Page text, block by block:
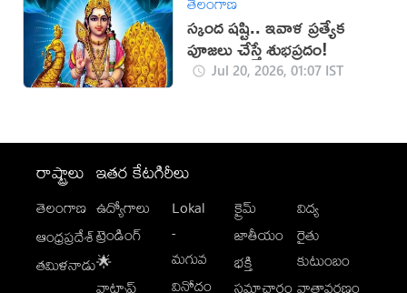
స్కంద షష్టి.. ఇవాళ ప్రత్యేక
పూజలు చేస్తే శుభప్రదం!
Jul 20, 2026, 01:07 IST
రాష్ట్రాలు
తెలంగాణ
ఆంధ్రప్రదేశ్
తమిళనాడు
ఇతర కేటగిరీలు
ఉద్యోగాలు
ట్రెండింగ్
🌟
Lokal
-
మగువ
వినోదం
క్రైమ్
జాతీయం
భక్తి
విద్య
రైతు
కుటుంబం